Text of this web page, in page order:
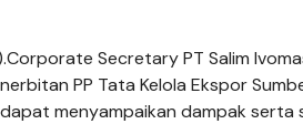
Secretary PT Salim
PP Tata Kelola Ekspor
menyampaikan dampak